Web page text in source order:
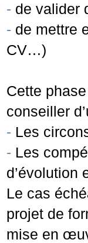
- de valider
- de mettre
CV…)
Cette
conseiller
- Les
- Les
d’évolution
Le cas
projet de
mise en